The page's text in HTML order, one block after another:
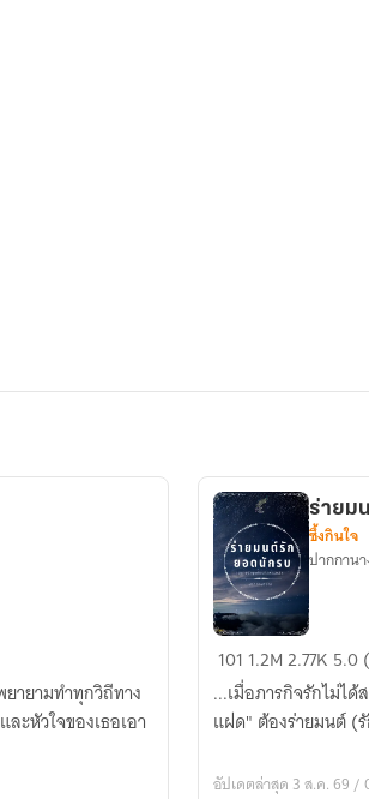
ยายามทำทุกวิถีทาง
ะหัวใจของเธอเอา
ร่าย
มนต์
รัก
ยอด
ร่ายม
ซึ้งกินใจ
ปากกาน
101 1.2M2.77K 5.0
...เมื่อภารกิจรักไม่ไ
แฝด" ต้องร่ายมนต์ (
อัปเดตล่าสุด 3 ส.ค. 69 /